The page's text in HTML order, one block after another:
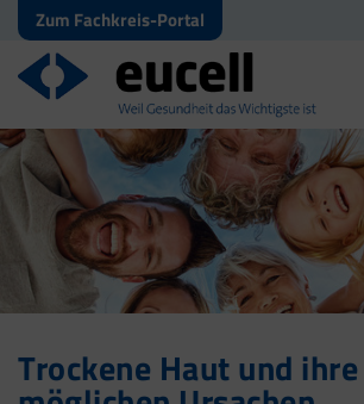
Zum Fachkreis-Portal
Trockene Haut und ihre